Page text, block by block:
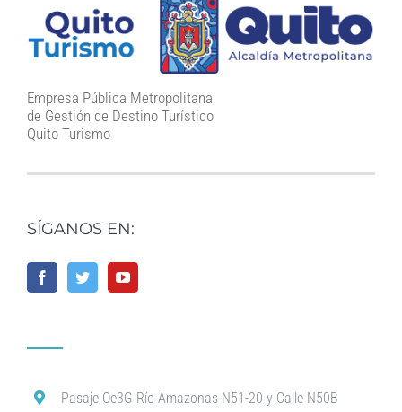
Empresa Pública Metropolitana
de Gestión de Destino Turístico
Quito Turismo
SÍGANOS EN:
Pasaje Oe3G Río Amazonas N51-20 y Calle N50B